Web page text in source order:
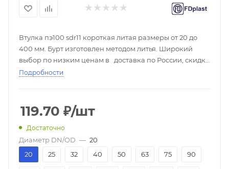
Втулка пэ100 sdr11 короткая литая размеры от 20 до
400 мм. Бурт изготовлен методом литья. Широкий
выбор по низким ценам в доставка по России, скидки
при покупке оптом, большой выбор - ☎
Подробности
119.70 ₽/шт
Достаточно
Диаметр DN/OD — 20
20
25 32 40 50 63 75 90